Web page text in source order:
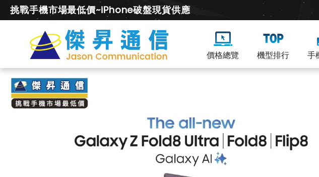
挑戰手機市場最低價~iPhone破盤現貨供應
價格總覽 機型排行 手